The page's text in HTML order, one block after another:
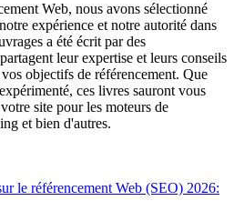
Web, nous avons sélectionné
expérience et notre autorité dans
a été écrit par des
leur expertise et leurs conseils
objectifs de référencement. Que
ces livres sauront vous
site pour les moteurs de
et bien d'autres.
le référencement Web (SEO) 2026: